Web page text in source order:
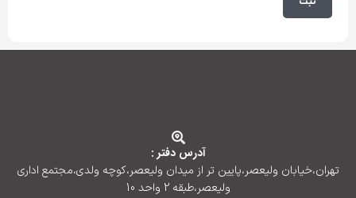
آدرس دفتر :
تهران،خیابان ولیعصر،پایین تر از میدان ولیعصر،کوچه ولدی،مجتمع اداری
ولیعصر،طبقه 2 واحد 10